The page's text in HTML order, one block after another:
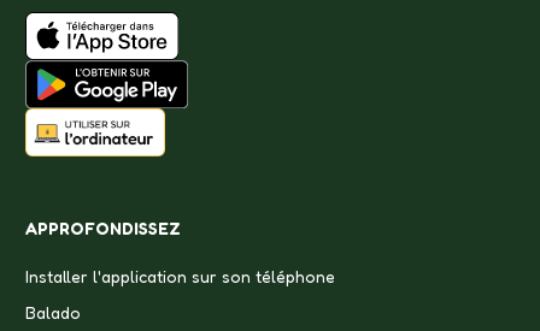
APPROFONDISSEZ
Installer l'application sur son téléphone
Balado